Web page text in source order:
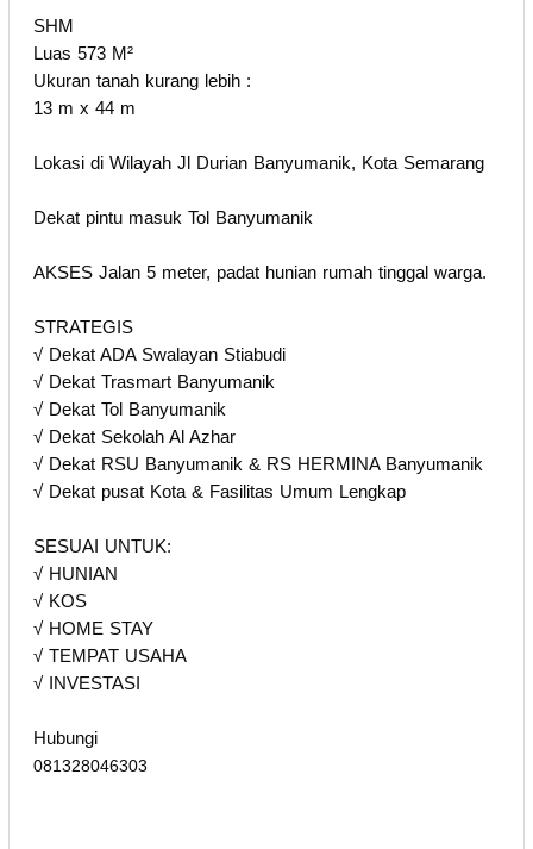
SHM
Luas 573 M²
Ukuran tanah kurang lebih :
13 m x 44 m
Lokasi di Wilayah Jl Durian Banyumanik, Kota Semarang
Dekat pintu masuk Tol Banyumanik
AKSES Jalan 5 meter, padat hunian rumah tinggal warga.
STRATEGIS
√ Dekat ADA Swalayan Stiabudi
√ Dekat Trasmart Banyumanik
√ Dekat Tol Banyumanik
√ Dekat Sekolah Al Azhar
√ Dekat RSU Banyumanik & RS HERMINA Banyumanik
√ Dekat pusat Kota & Fasilitas Umum Lengkap
SESUAI UNTUK:
√ HUNIAN
√ KOS
√ HOME STAY
√ TEMPAT USAHA
√ INVESTASI
Hubungi
081328046303